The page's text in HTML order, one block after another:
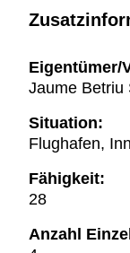
Eigentümer/
Jaume Betriu
Situation:
Flughafen,
Fähigkeit:
28
Anzahl